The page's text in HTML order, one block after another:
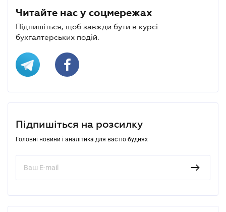
Читайте нас у соцмережах
Підпишіться, щоб завжди бути в курсі
бухгалтерських подій.
Підпишіться на розсилку
Головні новини і аналітика для вас по буднях